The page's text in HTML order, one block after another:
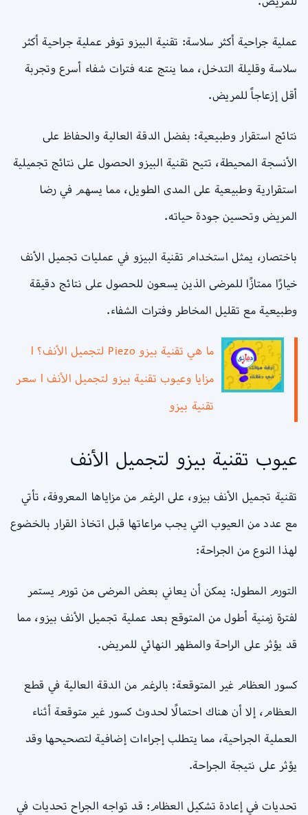
عملية جراحية أكثر سلاسة: تقنية البيزو توفر عملية جراحية أكثر
سلاسة وقليلة التدخل، مما ينتج عنه فترات شفاء أسرع وتجربة
أقل إزعاجاً للمريض.
نتائج استقرار وطبيعية: بفضل الدقة العالية والحفاظ على
الأنسجة المحيطة، تتيح تقنية البيزو الحصول على نتائج تجميلية
استقرارية وطبيعية على المدى الطويل، مما يسهم في رضا
المريض وتحسين جودة حياته.
باختصار، يمثل استخدام تقنية البيزو في عمليات تجميل الأنف
خيارًا ممتازًا للمرضى الذين يسعون للحصول على نتائج دقيقة
وطبيعية مع تقليل المخاطر وفترات الشفاء.
ما هي تقنية بيزو Piezo لتجميل الأنف؟ l
مزايا وعيوب تقنية بيزو لتجميل الأنف l سعر
تقنية بيزو
عيوب تقنية بيزو لتجميل الأنف
تقنية تجميل الأنف بيزو، على الرغم من مزاياها المعروفة، تأتي
مع عدد من العيوب التي يجب مراعاتها قبل اتخاذ القرار بالخضوع
لهذا النوع من الجراحة:
التورم المطول: يمكن أن يعاني بعض المرضى من تورم يستمر
لفترة زمنية أطول من المتوقع بعد عملية تجميل الأنف بيزو، مما
قد يؤثر على الراحة والمظهر النهائي للمريض.
كسور العظام غير المتوقعة: بالرغم من الدقة العالية في قطع
العظام، إلا أن هناك احتمالًا لحدوث كسور غير متوقعة أثناء
العملية الجراحية، مما يتطلب إجراءات إضافية لتصحيحها وقد
يؤثر على نتيجة الجراحة.
تحديات في إعادة تشكيل العظام: قد تواجه الجراح تحديات في